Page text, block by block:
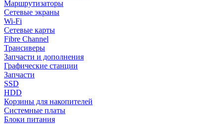
Маршрутизаторы
Сетевые экраны
Wi-Fi
Сетевые карты
Fibre Channel
Трансиверы
Запчасти и дополнения
Графические станции
Запчасти
SSD
HDD
Корзины для накопителей
Системные платы
Блоки питания